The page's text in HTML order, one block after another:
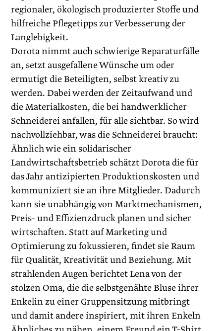
regionaler, ökologisch produzierter Stoffe und
hilfreiche Pflegetipps zur Verbesserung der
Langlebigkeit.
Dorota nimmt auch schwierige Reparaturfälle
an, setzt ausgefallene Wünsche um oder
ermutigt die Beteiligten, selbst kreativ zu
werden. Dabei werden der Zeitaufwand und
die Materialkosten, die bei handwerklicher
Schneiderei anfallen, für alle sichtbar. So wird
nachvollziehbar, was die Schneiderei braucht:
Ähnlich wie ein solidarischer
Landwirtschaftsbetrieb schätzt Dorota die für
das Jahr antizipierten Produktionskosten und
kommuniziert sie an ihre Mitglieder. Dadurch
kann sie unabhängig von Marktmechanismen,
Preis- und Effizienzdruck planen und sicher
wirtschaften. Statt auf Marketing und
Optimierung zu fokussieren, findet sie Raum
für Qualität, Kreativität und Beziehung. Mit
strahlenden Augen berichtet Lena von der
stolzen Oma, die die selbstgenähte Bluse ihrer
Enkelin zu einer Gruppensitzung mitbringt
und damit andere inspiriert, mit ihren Enkeln